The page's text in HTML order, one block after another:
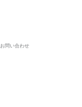
お問い合わせ